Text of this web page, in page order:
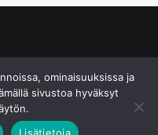
ominaisuuksissa ja
sivustoa hyväksyt
Lisätietoja